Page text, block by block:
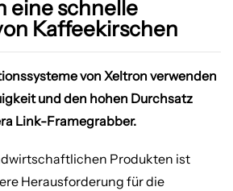
eine schnelle
Kaffeekirschen
von Xeltron verwenden
und den hohen Durchsatz
Link-Framegrabber.
Produkten ist
Herausforderung für die